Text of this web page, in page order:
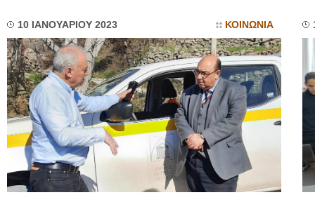
10 ΙΑΝΟΥΑΡΙΟΥ 2023 ΚΟΙΝΩΝΙΑ